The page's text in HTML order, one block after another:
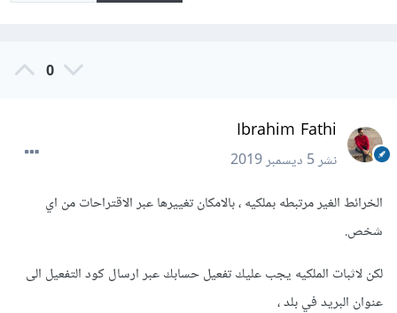
0
Ibrahim Fathi
نشر5 ديسمبر 2019
الخرائط الغير مرتبطه بملكيه ، بالامكان تغييرها عبر الاقتراحات من اي
شخص.
لكن لاثبات الملكيه يجب عليك تفعيل حسابك عبر ارسال كود التفعيل الى
عنوان البريد في بلد ،